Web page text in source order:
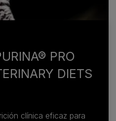
PRO
DIETS
clínica eficaz para